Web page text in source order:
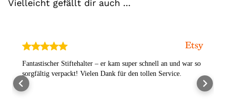
Vielleicht gefällt dir auch ...
Fantastischer Stiftehalter – er kam super schnell an und war so
sorgfältig verpackt! Vielen Dank für den tollen Service.